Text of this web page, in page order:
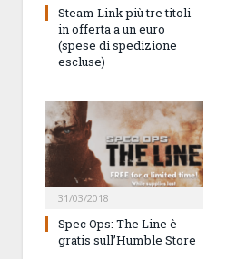
Steam Link più tre titoli
in offerta a un euro
(spese di spedizione
escluse)
31/03/2018
Spec Ops: The Line è
gratis sull’Humble Store